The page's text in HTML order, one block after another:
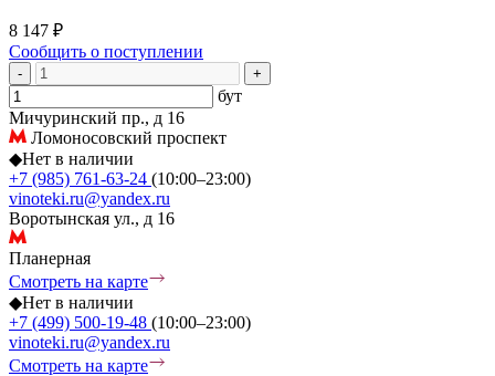
8 147 ₽
Сообщить о поступлении
- +
бут
Мичуринский пр., д 16
Ломоносовский проспект
◆Нет в наличии
+7 (985) 761-63-24 (10:00–23:00)
vinoteki.ru@yandex.ru
Воротынская ул., д 16
Планерная
Смотреть на карте
◆Нет в наличии
+7 (499) 500-19-48 (10:00–23:00)
vinoteki.ru@yandex.ru
Смотреть на карте